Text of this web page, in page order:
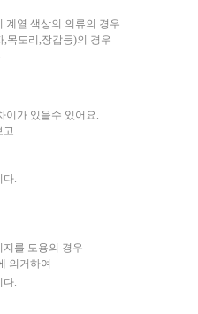
계열 색상의 의류의 경우
목도리,장갑등)의 경우
이가 있을수 있어요.
고
다
를 도용의 경우​
의거하여
.